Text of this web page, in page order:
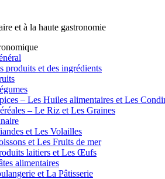
et à la haute gastronomie
produits et des ingrédients
– Les Huiles alimentaires et Les
– Le Riz et Les Graines
et Les Volailles
et Les Fruits de mer
laitiers et Les Œufs
alimentaires
et La Pâtisserie